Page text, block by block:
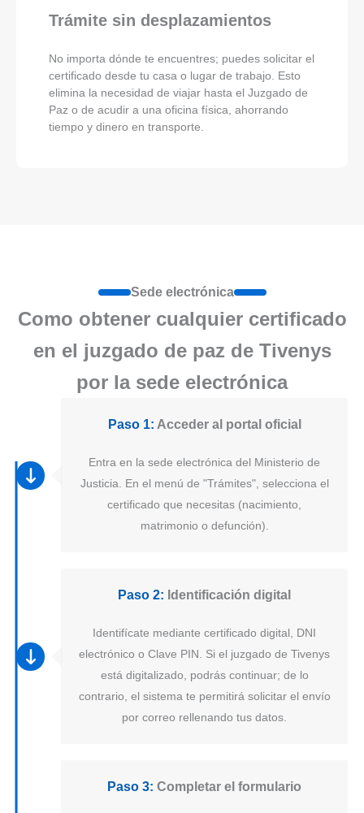
Trámite sin desplazamientos
No importa dónde te encuentres; puedes solicitar el
certificado desde tu casa o lugar de trabajo. Esto
elimina la necesidad de viajar hasta el Juzgado de
Paz o de acudir a una oficina física, ahorrando
tiempo y dinero en transporte.
Sede electrónica
Como obtener cualquier certificado
en el juzgado de paz de Tivenys
por la sede electrónica
Paso 1: Acceder al portal oficial
Entra en la sede electrónica del Ministerio de
Justicia. En el menú de "Trámites", selecciona el
certificado que necesitas (nacimiento,
matrimonio o defunción).
Paso 2: Identificación digital
Identifícate mediante certificado digital, DNI
electrónico o Clave PIN. Si el juzgado de Tivenys
está digitalizado, podrás continuar; de lo
contrario, el sistema te permitirá solicitar el envío
por correo rellenando tus datos.
Paso 3: Completar el formulario